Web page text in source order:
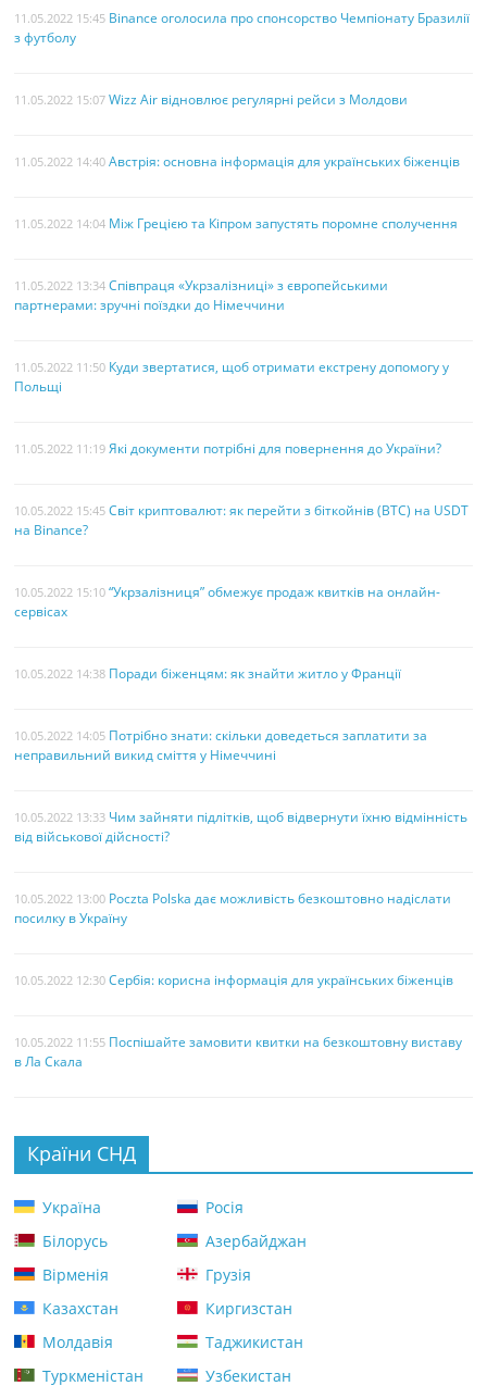
11.05.2022 15:45 Binance оголосила про спонсорство Чемпіонату Бразилії
з футболу
11.05.2022 15:07 Wizz Air відновлює регулярні рейси з Молдови
11.05.2022 14:40 Австрія: основна інформація для українських біженців
11.05.2022 14:04 Між Грецією та Кіпром запустять поромне сполучення
11.05.2022 13:34 Співпраця «Укрзалізниці» з європейськими
партнерами: зручні поїздки до Німеччини
11.05.2022 11:50 Куди звертатися, щоб отримати екстрену допомогу у
Польщі
11.05.2022 11:19 Які документи потрібні для повернення до України?
10.05.2022 15:45 Світ криптовалют: як перейти з біткойнів (BTC) на USDT
на Binance?
10.05.2022 15:10 “Укрзалізниця” обмежує продаж квитків на онлайн-
сервісах
10.05.2022 14:38 Поради біженцям: як знайти житло у Франції
10.05.2022 14:05 Потрібно знати: скільки доведеться заплатити за
неправильний викид сміття у Німеччині
10.05.2022 13:33 Чим зайняти підлітків, щоб відвернути їхню відмінність
від військової дійсності?
10.05.2022 13:00 Poczta Polska дає можливість безкоштовно надіслати
посилку в Україну
10.05.2022 12:30 Сербія: корисна інформація для українських біженців
10.05.2022 11:55 Поспішайте замовити квитки на безкоштовну виставу
в Ла Скала
Країни СНД
Україна
Росія
Білорусь
Азербайджан
Вірменія
Грузія
Казахстан
Киргизстан
Молдавія
Таджикистан
Туркменістан
Узбекистан